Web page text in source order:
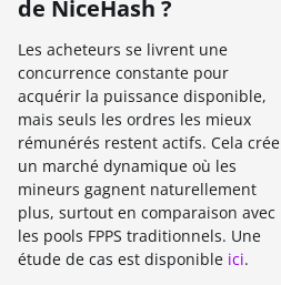
de NiceHash ?
Les acheteurs se livrent une
concurrence constante pour
acquérir la puissance disponible,
mais seuls les ordres les mieux
rémunérés restent actifs. Cela crée
un marché dynamique où les
mineurs gagnent naturellement
plus, surtout en comparaison avec
les pools FPPS traditionnels. Une
étude de cas est disponible ici.